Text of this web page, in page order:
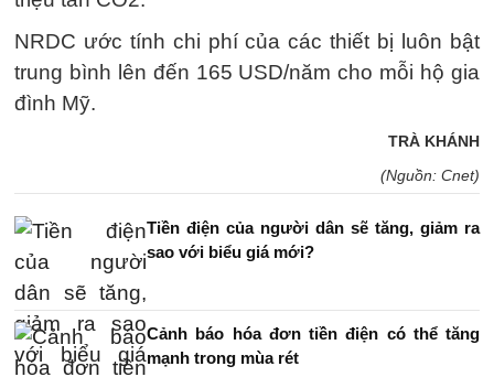
NRDC ước tính chi phí của các thiết bị luôn bật
trung bình lên đến 165 USD/năm cho mỗi hộ gia
đình Mỹ.
TRÀ KHÁNH
(Nguồn: Cnet)
Tiền điện của người dân sẽ tăng, giảm ra
sao với biểu giá mới?
Cảnh báo hóa đơn tiền điện có thể tăng
mạnh trong mùa rét